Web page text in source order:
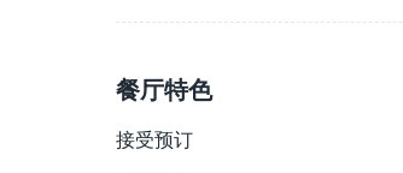
餐厅特色
接受预订